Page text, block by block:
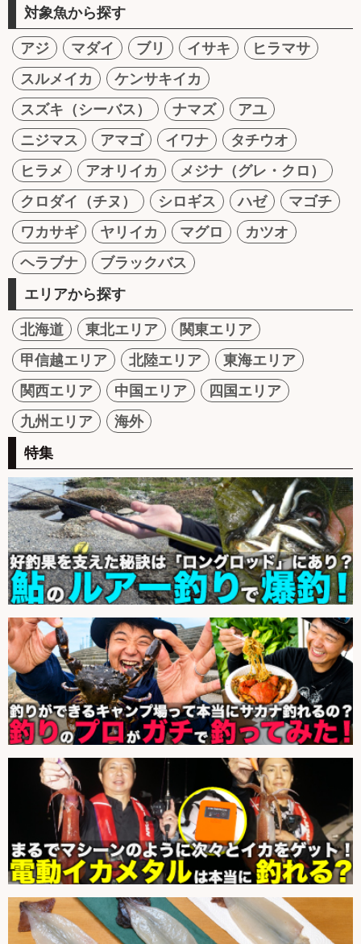
対象魚から探す
アジ マダイ ブリ イサキ
ヒラマサ
スルメイカ
ケンサキイカ
スズキ（シーバス）
ナマズ
アユ
ニジマス
アマゴ イワナ
タチウオ
ヒラメ
アオリイカ
メジナ（グレ・クロ）
クロダイ（チヌ）
シロギス ハゼ
マゴチ
ワカサギ
ヤリイカ マグロ
カツオ
ヘラブナ
ブラックバス
エリアから探す
北海道 東北エリア
関東エリア
甲信越エリア
北陸エリア
東海エリア
関西エリア
中国エリア
四国エリア
九州エリア
海外
特集